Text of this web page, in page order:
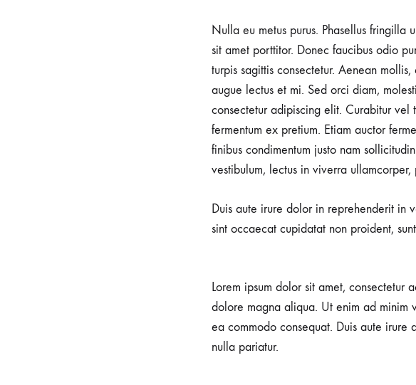
Nulla eu metus purus. Phasellus fringilla
sit amet porttitor. Donec faucibus odio
turpis sagittis consectetur. Aenean
augue lectus et mi. Sed orci diam,
consectetur adipiscing elit. Curabitur vel
fermentum ex pretium. Etiam auctor
finibus condimentum justo nam
vestibulum, lectus in viverra
Duis aute irure dolor in reprehenderit in
sint occaecat cupidatat non proident,
Lorem ipsum dolor sit amet,
dolore magna aliqua. Ut enim ad minim
ea commodo consequat. Duis aute
nulla pariatur.